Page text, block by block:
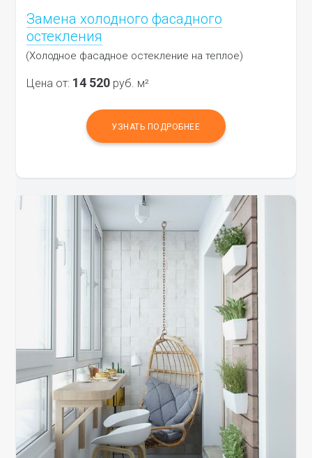
Замена холодного фасадного
остекления
(Холодное фасадное остекление на теплое)
Цена от: 14 520 руб. м²
УЗНАТЬ ПОДРОБНЕЕ